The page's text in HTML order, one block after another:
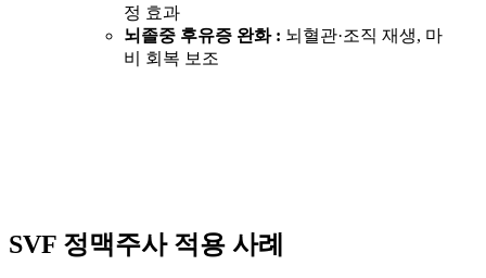
정 효과
뇌졸중 후유증 완화 : 뇌혈관·조직 재생, 마
비 회복 보조
SVF 정맥주사 적용 사례